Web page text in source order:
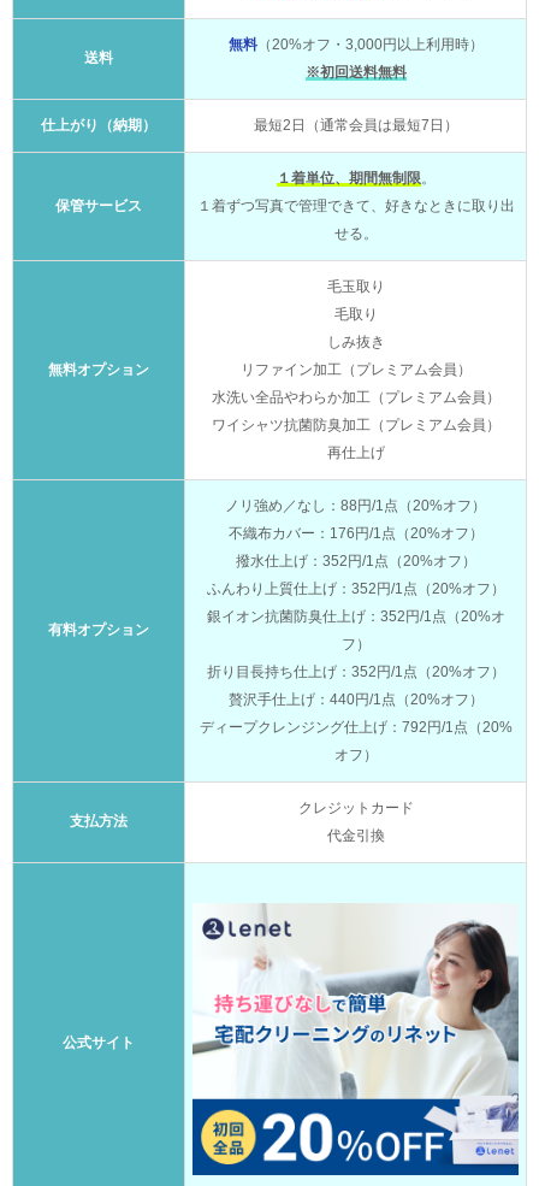
送料
無料（20%オフ・3,000円以上利用時）
※初回送料無料
仕上がり（納期） 最短2日（通常会員は最短7日）
保管サービス
１着単位、期間無制限。
１着ずつ写真で管理できて、好きなときに取り出
せる。
無料オプション
毛玉取り
毛取り
しみ抜き
リファイン加工（プレミアム会員）
水洗い全品やわらか加工（プレミアム会員）
ワイシャツ抗菌防臭加工（プレミアム会員）
再仕上げ
有料オプション
ノリ強め／なし：88円/1点（20%オフ）
不織布カバー：176円/1点（20%オフ）
撥水仕上げ：352円/1点（20%オフ）
ふんわり上質仕上げ：352円/1点（20%オフ）
銀イオン抗菌防臭仕上げ：352円/1点（20%オ
フ）
折り目長持ち仕上げ：352円/1点（20%オフ）
贅沢手仕上げ：440円/1点（20%オフ）
ディープクレンジング仕上げ：792円/1点（20%
オフ）
支払方法
クレジットカード
代金引換
公式サイト